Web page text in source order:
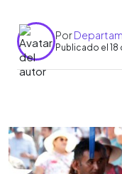
Por
Publicado el
► Escuchar